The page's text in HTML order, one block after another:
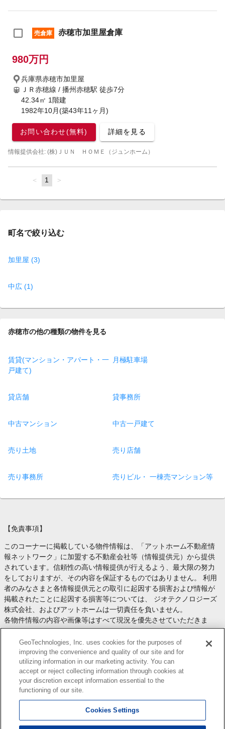
売倉庫 赤穂市加里屋倉庫
980万円
兵庫県赤穂市加里屋
ＪＲ赤穂線 / 播州赤穂駅 徒歩7分
42.34㎡ 1階建
1982年10月(築43年11ヶ月)
お問い合わせ(無料) 詳細を見る
情報提供会社: (株)ＪＵＮ ＨＯＭＥ（ジュンホーム）
page
You're
page
1 page
町名で絞り込む
加里屋 (3)
中広 (1)
赤穂市の他の種類の物件を見る
賃貸(マンション・アパート・一
戸建て)
月極駐車場
貸店舗 貸事務所
中古マンション 中古一戸建て
売り土地 売り店舗
売り事務所 売りビル・ 一棟売マンション等
【免責事項】
このコーナーに掲載している物件情報は、「アットホーム不動産情
報ネットワーク」に加盟する不動産会社等（情報提供元）から提供
されています。信頼性の高い情報提供が行えるよう、最大限の努力
をしておりますが、その内容を保証するものではありません。 利用
者のみなさまと各情報提供元との取引に起因する損害および情報が
掲載されたことに起因する損害等については、 ジオテクノロジーズ
株式会社、およびアットホームは一切責任を負いません。
各物件情報の内容や画像等はすべて現況を優先させていただきま
す。
お取引等（お取引の準備、資金調達等を含みます）の際には、内容
や契約条件等について、 各情報提供元より十分な説明を受け、ご自
身でご確認の上、判断してください。
このコーナーへの物件情報のご掲載、その他不動産業務ソリューシ
ョン等についての不動産会社様のお問合せはこちら
します。
GeoTechnologies, Inc. uses cookies for the purposes of
improving the convenience and quality of our site and for
utilizing information in our marketing activity. You can
accept or reject collecting information through cookies at
your discretion except information essential to the
functioning of our site.
Cookies Settings